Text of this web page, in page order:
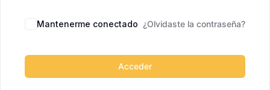
Mantenerme conectado ¿Olvidaste la contraseña?
Acceder